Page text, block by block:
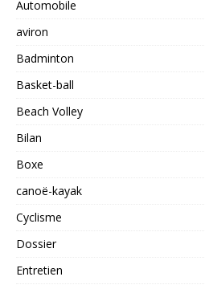
Automobile
aviron
Badminton
Basket-ball
Beach Volley
Bilan
Boxe
canoë-kayak
Cyclisme
Dossier
Entretien